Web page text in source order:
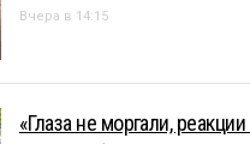
Вчера в 14:15
«Глаза не моргали,